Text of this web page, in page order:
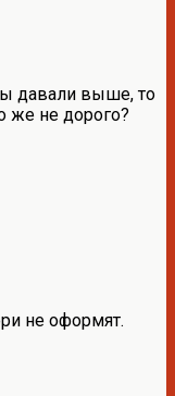
давали выше, то
же не дорого?
не оформят.